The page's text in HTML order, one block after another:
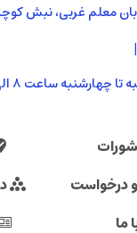
معلم غربی، نبش کوچه
|
تا چهارشنبه ساعت ۸ الی ۱۸
درخواست
ما